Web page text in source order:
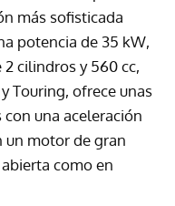
más sofisticada
potencia de 35 kW,
cilindros y 560 cc,
Touring, ofrece unas
una aceleración
un motor de gran
como en